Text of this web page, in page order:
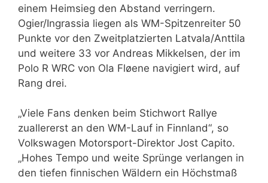
einem Heimsieg den Abstand verringern.
Ogier/Ingrassia liegen als WM-Spitzenreiter 50
Punkte vor den Zweitplatzierten Latvala/Anttila
und weitere 33 vor Andreas Mikkelsen, der im
Polo R WRC von Ola Fløene navigiert wird, auf
Rang drei.
„Viele Fans denken beim Stichwort Rallye
zuallererst an den WM-Lauf in Finnland“, so
Volkswagen Motorsport-Direktor Jost Capito.
„Hohes Tempo und weite Sprünge verlangen in
den tiefen finnischen Wäldern ein Höchstmaß